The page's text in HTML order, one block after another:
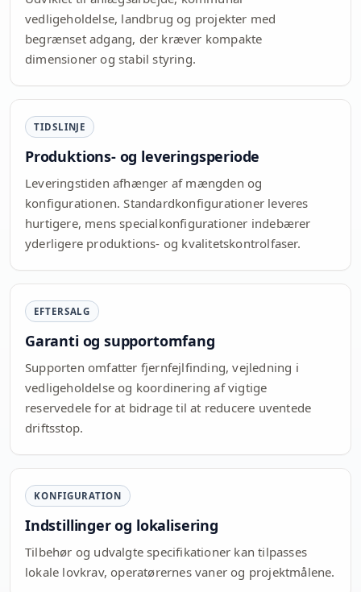
vedligeholdelse, landbrug og projekter med
begrænset adgang, der kræver kompakte
dimensioner og stabil styring.
TIDSLINJE
Produktions- og leveringsperiode
Leveringstiden afhænger af mængden og
konfigurationen. Standardkonfigurationer leveres
hurtigere, mens specialkonfigurationer indebærer
yderligere produktions- og kvalitetskontrolfaser.
EFTERSALG
Garanti og supportomfang
Supporten omfatter fjernfejlfinding, vejledning i
vedligeholdelse og koordinering af vigtige
reservedele for at bidrage til at reducere uventede
driftsstop.
KONFIGURATION
Indstillinger og lokalisering
Tilbehør og udvalgte specifikationer kan tilpasses
lokale lovkrav, operatørernes vaner og projektmålene.